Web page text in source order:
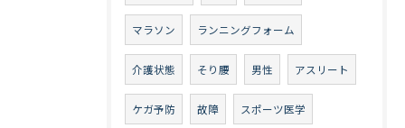
マラソン ランニングフォーム
介護状態 そり腰 男性 アスリート
ケガ予防 故障 スポーツ医学